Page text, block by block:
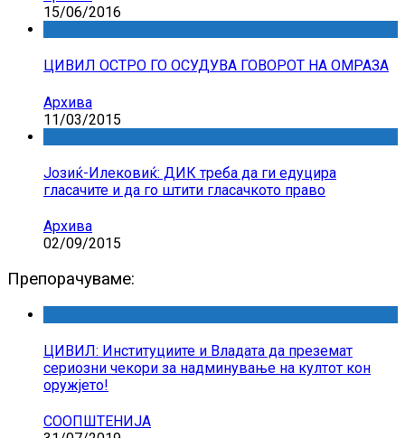
15/06/2016
ЦИВИЛ ОСТРО ГО ОСУДУВА ГОВОРОТ НА ОМРАЗА
Архива
11/03/2015
Јозиќ-Илековиќ: ДИК треба да ги едуцира
гласачите и да го штити гласачкото право
Архива
02/09/2015
Препорачуваме:
ЦИВИЛ: Институциите и Владата да преземат
сериозни чекори за надминување на култот кон
оружјето!
СООПШТЕНИЈА